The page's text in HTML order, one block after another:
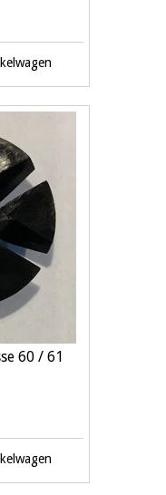
60 / 61